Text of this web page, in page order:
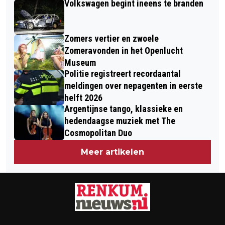
RESTAURATIES - HET KOESTEREN
WAARD
Volkswagen begint ineens te branden
Zomers vertier en zwoele
Zomeravonden in het Openlucht
Museum
Politie registreert recordaantal
meldingen over nepagenten in eerste
helft 2026
Argentijnse tango, klassieke en
hedendaagse muziek met The
Cosmopolitan Duo
Meer artikelen